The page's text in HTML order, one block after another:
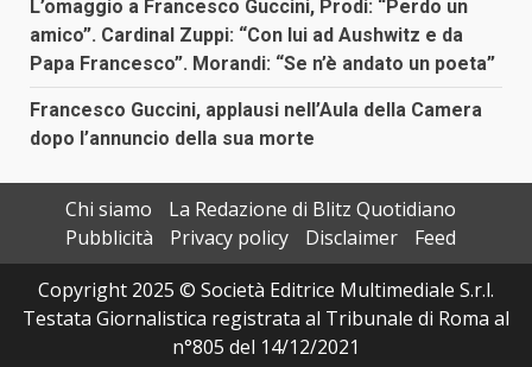
L’omaggio a Francesco Guccini, Prodi: “Perdo un
amico”. Cardinal Zuppi: “Con lui ad Aushwitz e da
Papa Francesco”. Morandi: “Se n’è andato un poeta”
Francesco Guccini, applausi nell’Aula della Camera
dopo l’annuncio della sua morte
Chi siamo
La Redazione di Blitz Quotidiano
Pubblicità
Privacy policy Disclaimer
Feed
Copyright 2025 © Società Editrice Multimediale S.r.l.
Testata Giornalistica registrata al Tribunale di Roma al
n°805 del 14/12/2021